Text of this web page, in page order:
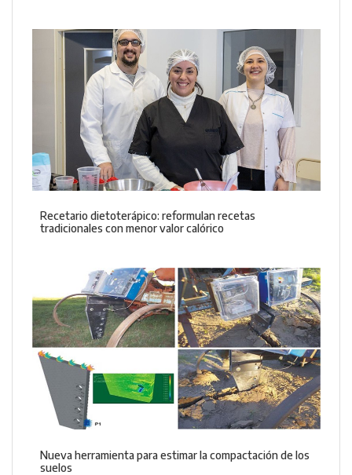
Recetario dietoterápico: reformulan recetas
tradicionales con menor valor calórico
Nueva herramienta para estimar la compactación de los
suelos